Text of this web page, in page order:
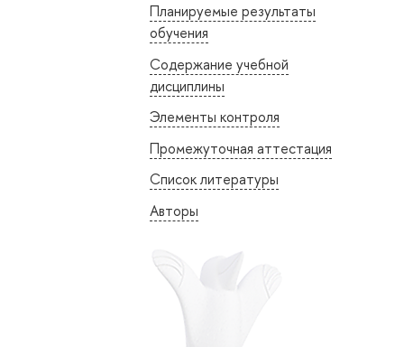
Планируемые результаты
обучения
Содержание учебной
дисциплины
Элементы контроля
Промежуточная аттестация
Список литературы
Авторы